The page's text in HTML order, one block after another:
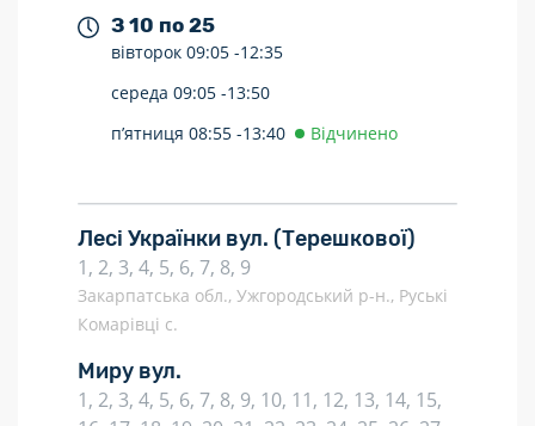
З 10 по 25
вівторок 09:05 -12:35
середа 09:05 -13:50
п’ятниця 08:55 -13:40 Відчинено
Лесі Українки вул. (Терешкової)
1, 2, 3, 4, 5, 6, 7, 8, 9
Закарпатська обл., Ужгородський р-н., Руські
Комарівці с.
Миру вул.
1, 2, 3, 4, 5, 6, 7, 8, 9, 10, 11, 12, 13, 14, 15,